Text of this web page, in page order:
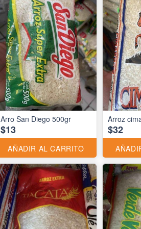
Arro San Diego 500gr
$13
AÑADIR AL CARRITO
Arroz
$32